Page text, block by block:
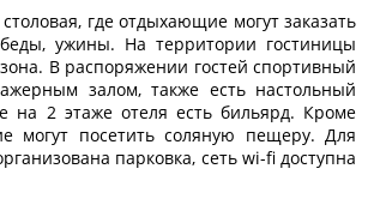
где отдыхающие могут заказать
ужины. На территории гостиницы
В распоряжении гостей спортивный
залом, также есть настольный
на 2 этаже отеля есть бильярд. Кроме
могут посетить соляную пещеру. Для
парковка, сеть wi-fi доступна